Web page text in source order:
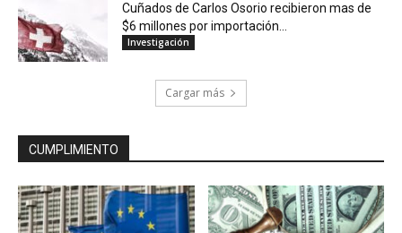
Cuñados de Carlos Osorio recibieron mas de
$6 millones por importación...
Investigación
Cargar más
CUMPLIMIENTO